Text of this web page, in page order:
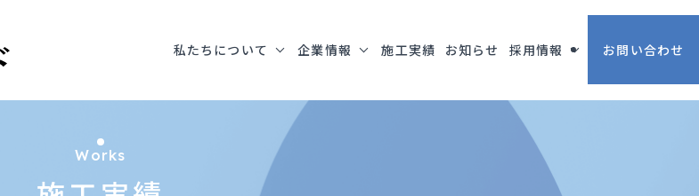
私たちについて 企業情報 施工実績 お知らせ 採用情報 お問い合わせ
Works